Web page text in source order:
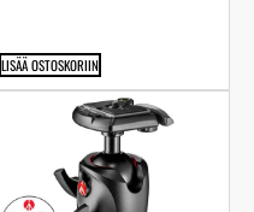
LISÄÄ OSTOSKORIIN